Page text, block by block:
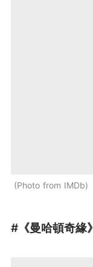
Photo from IMDb
#《曼哈頓奇緣